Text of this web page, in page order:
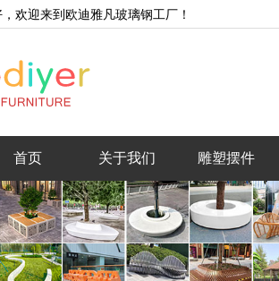
欢迎来到欧迪雅凡玻璃钢工厂！
首页 关于我们 雕塑摆件